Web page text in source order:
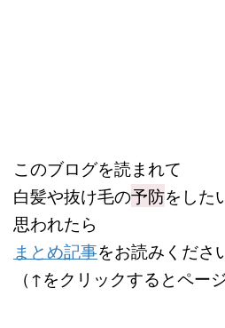
このブログを読まれて
白髪や抜け毛の予防をした
思われたら
まとめ記事をお読みくださ
（↑をクリックするとペー